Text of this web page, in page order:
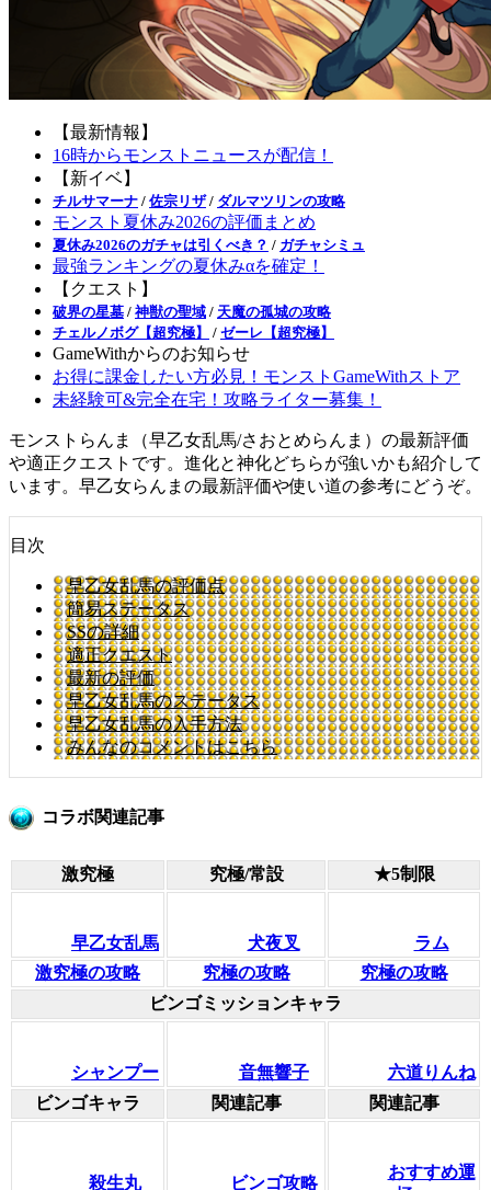
【最新情報】
16時からモンストニュースが配信！
【新イベ】
チルサマーナ / 佐宗リザ/ ダルマツリンの攻略
モンスト夏休み2026の評価まとめ
夏休み2026のガチャは引くべき？ / ガチャシミュ
最強ランキングの夏休みαを確定！
【クエスト】
破界の星墓 / 神獣の聖域 / 天魔の孤城の攻略
チェルノボグ【超究極】
/ ゼーレ【超究極】
GameWithからのお知らせ
お得に課金したい方必見！モンストGameWithストア
未経験可&完全在宅！攻略ライター募集！
モンストらんま（早乙女乱馬/さおとめらんま）の最新評価
や適正クエストです。進化と神化どちらが強いかも紹介して
います。早乙女らんまの最新評価や使い道の参考にどうぞ。
目次
早乙女乱馬の評価点
簡易ステータス
SSの詳細
適正クエスト
最新の評価
早乙女乱馬のステータス
早乙女乱馬の入手方法
みんなのコメントはこちら
コラボ関連記事
激究極 究極/常設 ★5制限
早乙女乱馬 犬夜叉
ラム
激究極の攻略
究極の攻略
究極の攻略
ビンゴミッションキャラ
シャンプー 音無響子
六道りんね
ビンゴキャラ
関連記事 関連記事
殺生丸 ビンゴ攻略
おすすめ運